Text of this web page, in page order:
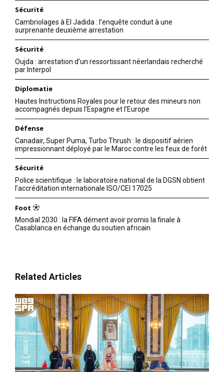
le1.ma
l'intelligence de
l'information
Sécurité
Cambriolages à El Jadida : l’enquête conduit à une
surprenante deuxième arrestation
Sécurité
Oujda : arrestation d’un ressortissant néerlandais recherché
par Interpol
Diplomatie
Hautes Instructions Royales pour le retour des mineurs non
accompagnés depuis l’Espagne et l’Europe
Défense
Canadair, Super Puma, Turbo Thrush : le dispositif aérien
impressionnant déployé par le Maroc contre les feux de forêt
Sécurité
Police scientifique : le laboratoire national de la DGSN obtient
l’accréditation internationale ISO/CEI 17025
Foot
Mondial 2030 : la FIFA dément avoir promis la finale à
Casablanca en échange du soutien africain
Related Articles